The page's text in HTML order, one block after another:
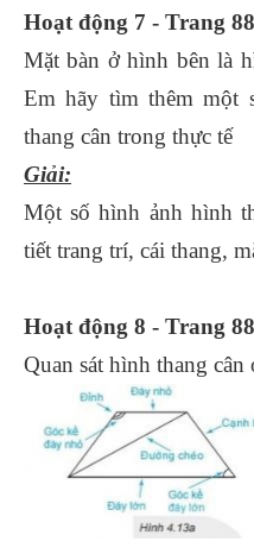
Hoạt động 7 - Trang
Mặt bàn ở hình bên là
Em hãy tìm thêm một
thang cân trong thực tế
Giải:
Một số hình ảnh hình
tiết trang trí, cái thang,
Hoạt động 8 - Trang
Quan sát hình thang cân